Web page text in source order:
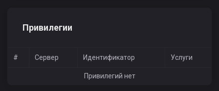
Привилегии
# Сервер Идентификатор Услуги
Привилегий нет